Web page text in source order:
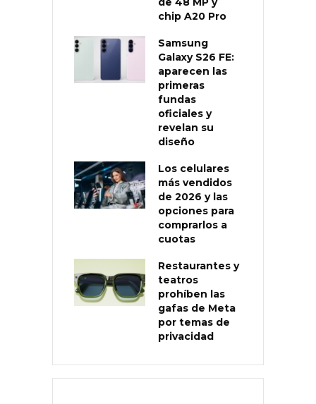
chip A20 Pro
Samsung
Galaxy S26 FE:
aparecen las
primeras
fundas
oficiales y
revelan su
diseño
Los celulares
más vendidos
de 2026 y las
opciones para
comprarlos a
cuotas
Restaurantes y
teatros
prohíben las
gafas de Meta
por temas de
privacidad